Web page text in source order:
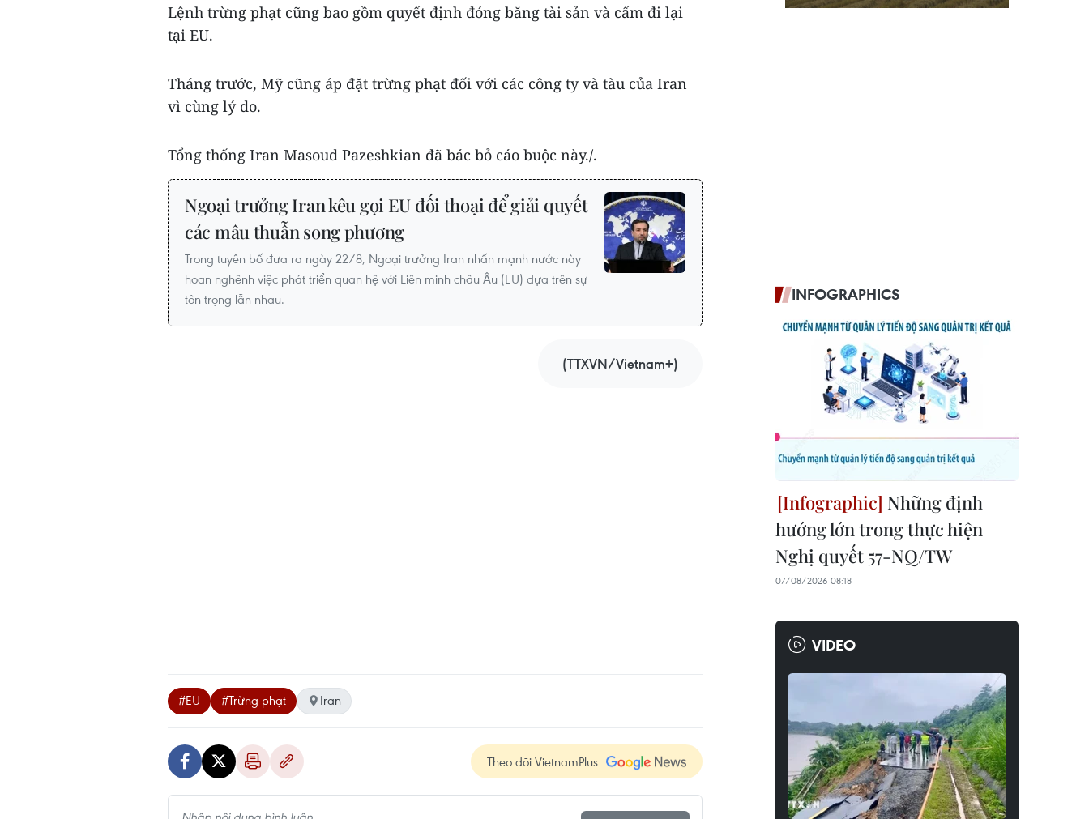
Lệnh trừng phạt cũng bao gồm quyết định đóng băng tài sản và cấm đi lại
tại EU.
Tháng trước, Mỹ cũng áp đặt trừng phạt đối với các công ty và tàu của Iran
vì cùng lý do.
Tổng thống Iran Masoud Pazeshkian đã bác bỏ cáo buộc này./.
Ngoại trưởng Iran kêu gọi EU đối thoại để giải quyết
các mâu thuẫn song phương
Trong tuyên bố đưa ra ngày 22/8, Ngoại trưởng Iran nhấn mạnh nước này
hoan nghênh việc phát triển quan hệ với Liên minh châu Âu (EU) dựa trên sự
tôn trọng lẫn nhau.
(TTXVN/Vietnam+)
#EU #Trừng phạt Iran
Theo dõi VietnamPlus
INFOGRAPHICS
Những định
hướng lớn trong thực hiện
Nghị quyết 57-NQ/TW
07/08/2026 08:18
VIDEO